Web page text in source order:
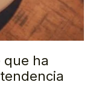
que ha